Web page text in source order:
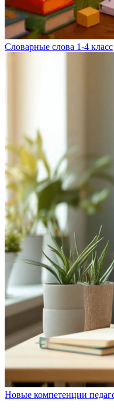
Словарные слова 1-4 класс
Новые компетенции